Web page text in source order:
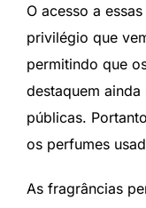
O acesso a
privilégio que
permitindo que
destaquem
públicas.
os perfumes
As fragrâncias